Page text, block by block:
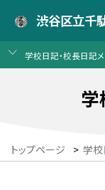
渋谷区立千
学校日記・校長日記
学
トップページ > 学校